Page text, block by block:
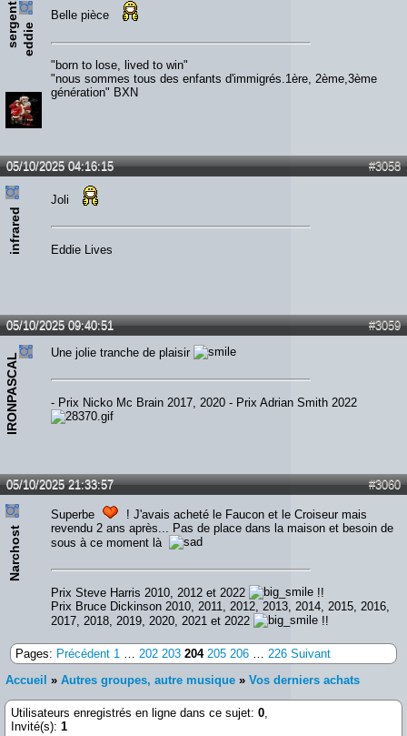
s
e
rg
e
n
t
e
d
d
ie
Belle pièce
"born to lose, lived to win"
"nous sommes tous des enfants d'immigrés.1ère, 2ème,3ème
génération" BXN
#3058
05/10/2025 04:16:15
infrared
Joli
Eddie Lives
#3059
05/10/2025 09:40:51
IRONPASCAL Une jolie tranche de plaisir
- Prix Nicko Mc Brain 2017, 2020 - Prix Adrian Smith 2022
#3060
05/10/2025 21:33:57
Narchost
Superbe
! J'avais acheté le Faucon et le Croiseur mais
revendu 2 ans après... Pas de place dans la maison et besoin de
sous à ce moment là
Prix Steve Harris 2010, 2012 et 2022
!!
Prix Bruce Dickinson 2010, 2011, 2012, 2013, 2014, 2015, 2016,
2017, 2018, 2019, 2020, 2021 et 2022
!!
Pages: Précédent 1 … 202 203 204 205 206 … 226 Suivant
Accueil » Autres groupes, autre musique » Vos derniers achats
Utilisateurs enregistrés en ligne dans ce sujet: 0,
Invité(s): 1